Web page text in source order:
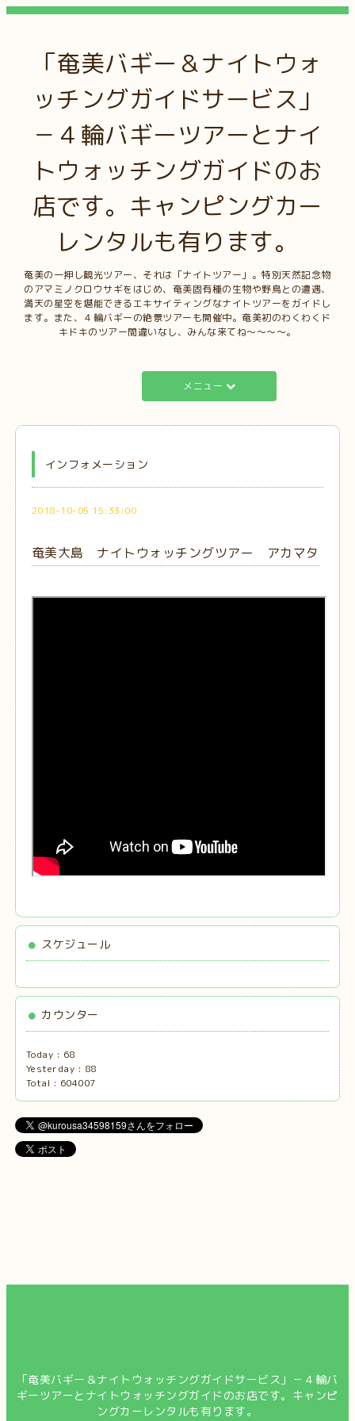
「奄美バギー＆ナイトウォ
ッチングガイドサービス」
－４輪バギーツアーとナイ
トウォッチングガイドのお
店です。キャンピングカー
レンタルも有ります。
奄美の一押し観光ツアー、それは「ナイトツアー」。特別天然記念物
のアマミノクロウサギをはじめ、奄美固有種の生物や野鳥との遭遇、
満天の星空を堪能できるエキサイティングなナイトツアーをガイドし
ます。また、４輪バギーの絶景ツアーも開催中。奄美初のわくわくド
キドキのツアー間違いなし、みんな来てね～～～～。
メニュー
インフォメーション
2018-10-05 15:33:00
奄美大島 ナイトウォッチングツアー アカマタ
スケジュール
カウンター
Today : 68
Yesterday : 88
Total : 604007
「奄美バギー＆ナイトウォッチングガイドサービス」－４輪バ
ギーツアーとナイトウォッチングガイドのお店です。キャンピ
ングカーレンタルも有ります。